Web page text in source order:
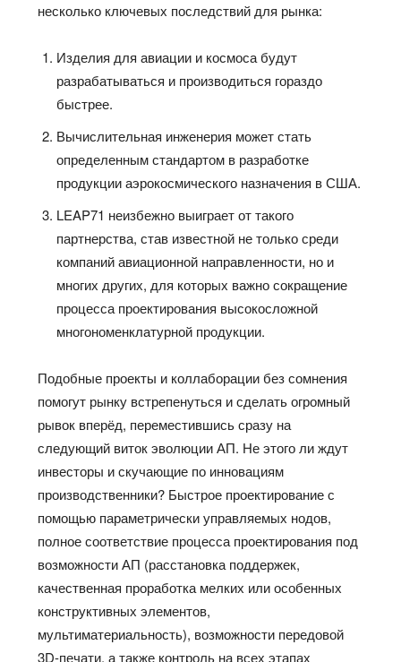
несколько ключевых последствий для рынка:
Изделия для авиации и космоса будут
разрабатываться и производиться гораздо
быстрее.
Вычислительная инженерия может стать
определенным стандартом в разработке
продукции аэрокосмического назначения в США.
LEAP71 неизбежно выиграет от такого
партнерства, став известной не только среди
компаний авиационной направленности, но и
многих других, для которых важно сокращение
процесса проектирования высокосложной
многономенклатурной продукции.
Подобные проекты и коллаборации без сомнения
помогут рынку встрепенуться и сделать огромный
рывок вперёд, переместившись сразу на
следующий виток эволюции АП. Не этого ли ждут
инвесторы и скучающие по инновациям
производственники? Быстрое проектирование с
помощью параметрически управляемых нодов,
полное соответствие процесса проектирования под
возможности АП (расстановка поддержек,
качественная проработка мелких или особенных
конструктивных элементов,
мультиматериальность), возможности передовой
3D-печати, а также контроль на всех этапах